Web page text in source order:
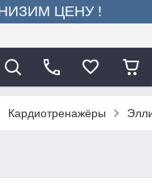
ЦЕНУ !
Кардиотренажёры